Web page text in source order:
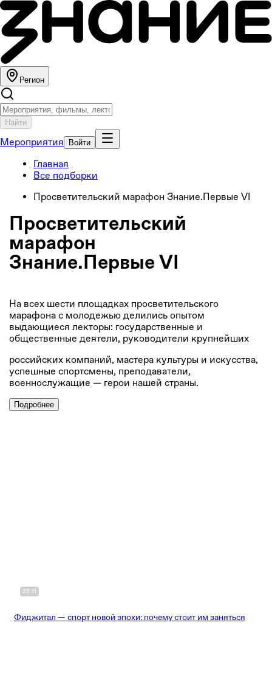
Регион
Найти
Мероприятия Войти
Главная
Все подборки
Просветительский марафон Знание.Первые VI
Просветительский
марафон
Знание.Первые VI
На всех шести площадках просветительского
марафона с молодежью делились опытом
выдающиеся лекторы: государственные и
общественные деятели, руководители крупнейших
российских компаний, мастера культуры и искусства,
успешные спортсмены, преподаватели,
военнослужащие — герои нашей страны.
Подробнее
25:11
Фиджитал — спорт новой эпохи: почему стоит им заняться